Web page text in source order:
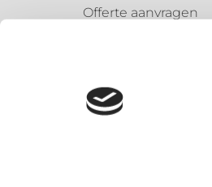
Offerte aanvragen